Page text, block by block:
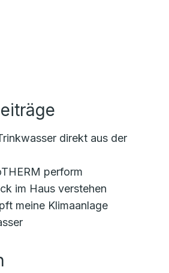
direkt aus der
perform
im Haus verstehen
meine Klimaanlage